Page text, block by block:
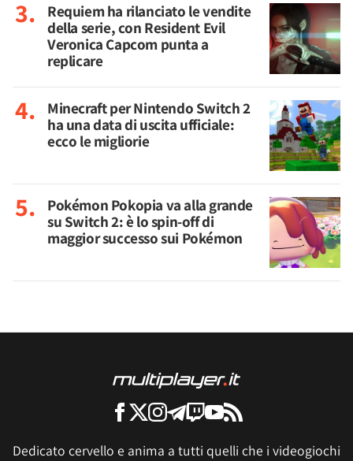
Requiem ha rilanciato le vendite
della serie, con Resident Evil
Veronica Capcom punta a
replicare
Minecraft per Nintendo Switch 2
ha una data di uscita ufficiale:
ecco le migliorie
Pokémon Pokopia va alla grande
su Switch 2: è lo spin-off di
maggior successo sui Pokémon
Dedicato cervello e anima a tutti quelli che i videogiochi